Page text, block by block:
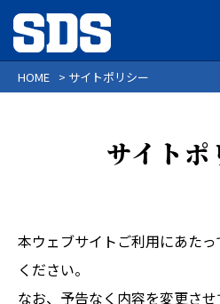
HOME > サイトポリシー
サイトポ
本ウェブサイトご利用にあた
ください。
なお、予告なく内容を変更さ